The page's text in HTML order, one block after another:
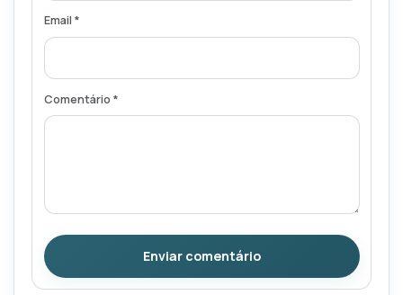
Email *
Comentário *
Enviar comentário